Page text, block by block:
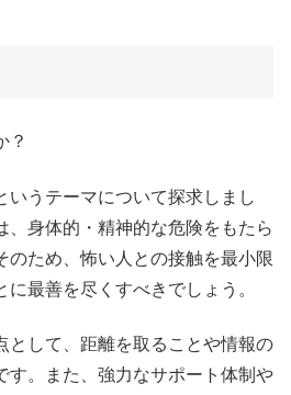
？
いうテーマについて探求しまし
、身体的・精神的な危険をもたら
のため、怖い人との接触を最小限
最善を尽くすべきでしょう。
として、距離を取ることや情報の
す。また、強力なサポート体制や